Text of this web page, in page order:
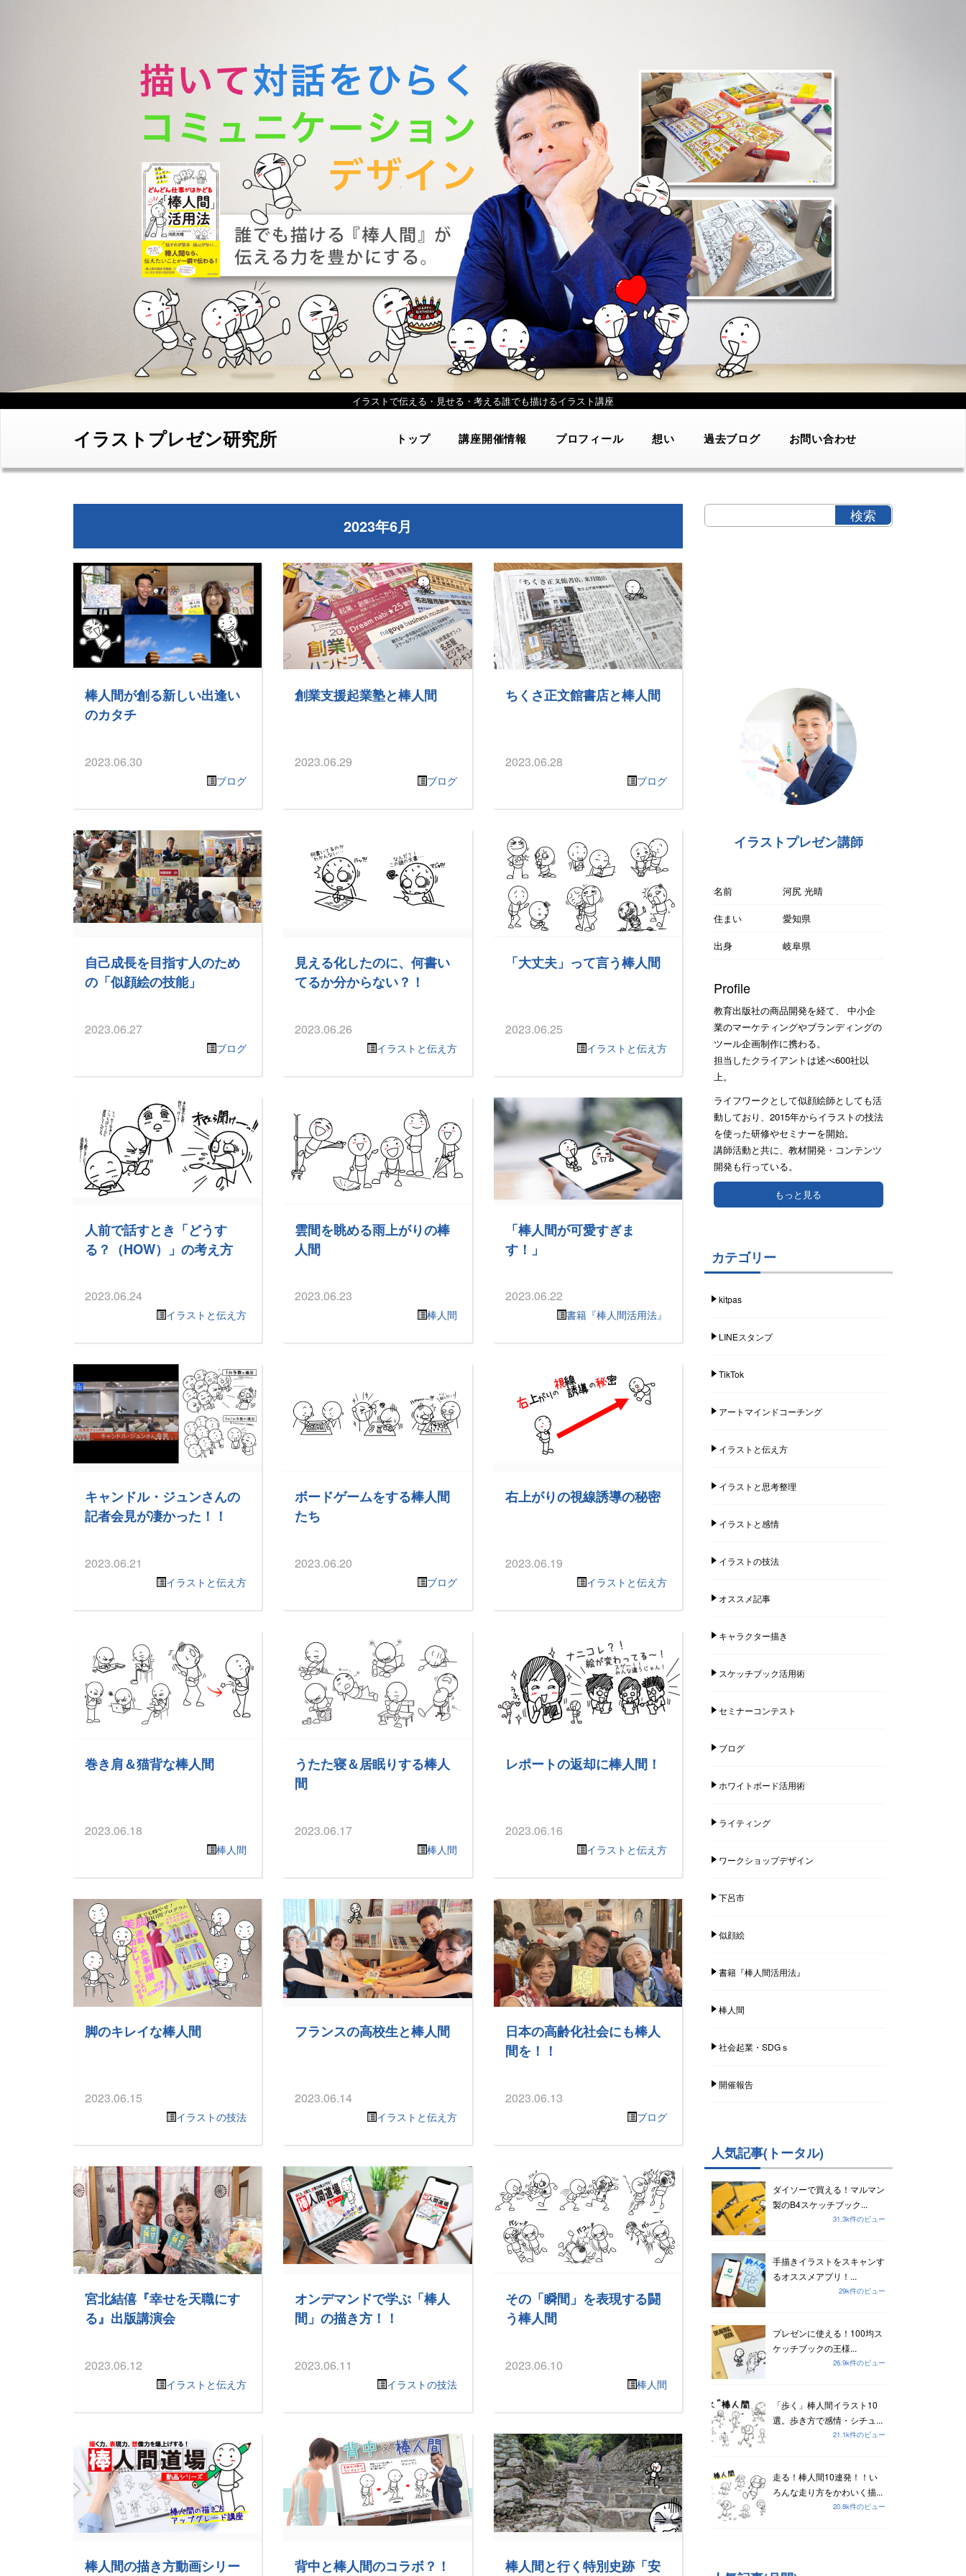
イラストで伝える・見せる・考える誰でも描けるイラスト講座
イラストプレゼン研究所 トップ 講座開催情報 プロフィール 想い 過去ブログ お問い合わせ
2023年6月
棒人間が創る新しい出逢い
のカタチ
2023.06.30
ブログ
創業支援起業塾と棒人間
2023.06.29
ブログ
ちくさ正文館書店と棒人間
2023.06.28
ブログ
自己成長を目指す人のため
の「似顔絵の技能」
2023.06.27
ブログ
見える化したのに、何書い
てるか分からない？！
2023.06.26
イラストと伝え方
「大丈夫」って言う棒人間
2023.06.25
イラストと伝え方
人前で話すとき「どうす
る？（HOW）」の考え方
2023.06.24
イラストと伝え方
雲間を眺める雨上がりの棒
人間
2023.06.23
棒人間
「棒人間が可愛すぎま
す！」
2023.06.22
書籍『棒人間活用法』
キャンドル・ジュンさんの
記者会見が凄かった！！
2023.06.21
イラストと伝え方
ボードゲームをする棒人間
たち
2023.06.20
ブログ
右上がりの視線誘導の秘密
2023.06.19
イラストと伝え方
巻き肩＆猫背な棒人間
2023.06.18
棒人間
うたた寝＆居眠りする棒人
間
2023.06.17
棒人間
レポートの返却に棒人間！
2023.06.16
イラストと伝え方
脚のキレイな棒人間
2023.06.15
イラストの技法
フランスの高校生と棒人間
2023.06.14
イラストと伝え方
日本の高齢化社会にも棒人
間を！！
2023.06.13
ブログ
宮北結僖『幸せを天職にす
る』出版講演会
2023.06.12
イラストと伝え方
オンデマンドで学ぶ「棒人
間」の描き方！！
2023.06.11
イラストの技法
その「瞬間」を表現する闘
う棒人間
2023.06.10
棒人間
棒人間の描き方動画シリー
背中と棒人間のコラボ？！
棒人間と行く特別史跡「安
イラストプレゼン講師
名前
河尻 光晴
住まい
愛知県
出身
岐阜県
Profile
教育出版社の商品開発を経て、 中小企
業のマーケティングやブランディングの
ツール企画制作に携わる。
担当したクライアントは述べ600社以
上。
ライフワークとして似顔絵師としても活
動しており、2015年からイラストの技法
を使った研修やセミナーを開始。
講師活動と共に、教材開発・コンテンツ
開発も行っている。
もっと見る
カテゴリー
kitpas
LINEスタンプ
TikTok
アートマインドコーチング
イラストと伝え方
イラストと思考整理
イラストと感情
イラストの技法
オススメ記事
キャラクター描き
スケッチブック活用術
セミナーコンテスト
ブログ
ホワイトボード活用術
ライティング
ワークショップデザイン
下呂市
似顔絵
書籍『棒人間活用法』
棒人間
社会起業・SDGｓ
開催報告
人気記事(トータル)
ダイソーで買える！マルマン
製のB4スケッチブック...
31.3k件のビュー
手描きイラストをスキャンす
るオススメアプリ！...
29k件のビュー
プレゼンに使える！100均ス
ケッチブックの王様...
26.9k件のビュー
「歩く」棒人間イラスト10
選。歩き方で感情・シチュ...
21.1k件のビュー
走る！棒人間10連発！！い
ろんな走り方をかわいく描...
20.8k件のビュー